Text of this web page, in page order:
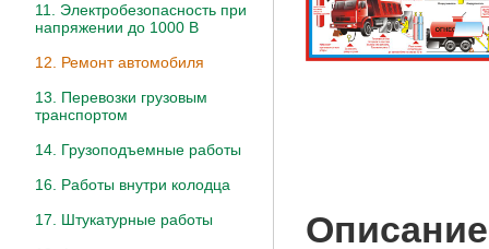
11. Электробезопасность при
напряжении до 1000 В
12. Ремонт автомобиля
13. Перевозки грузовым
транспортом
14. Грузоподъемные работы
16. Работы внутри колодца
17. Штукатурные работы